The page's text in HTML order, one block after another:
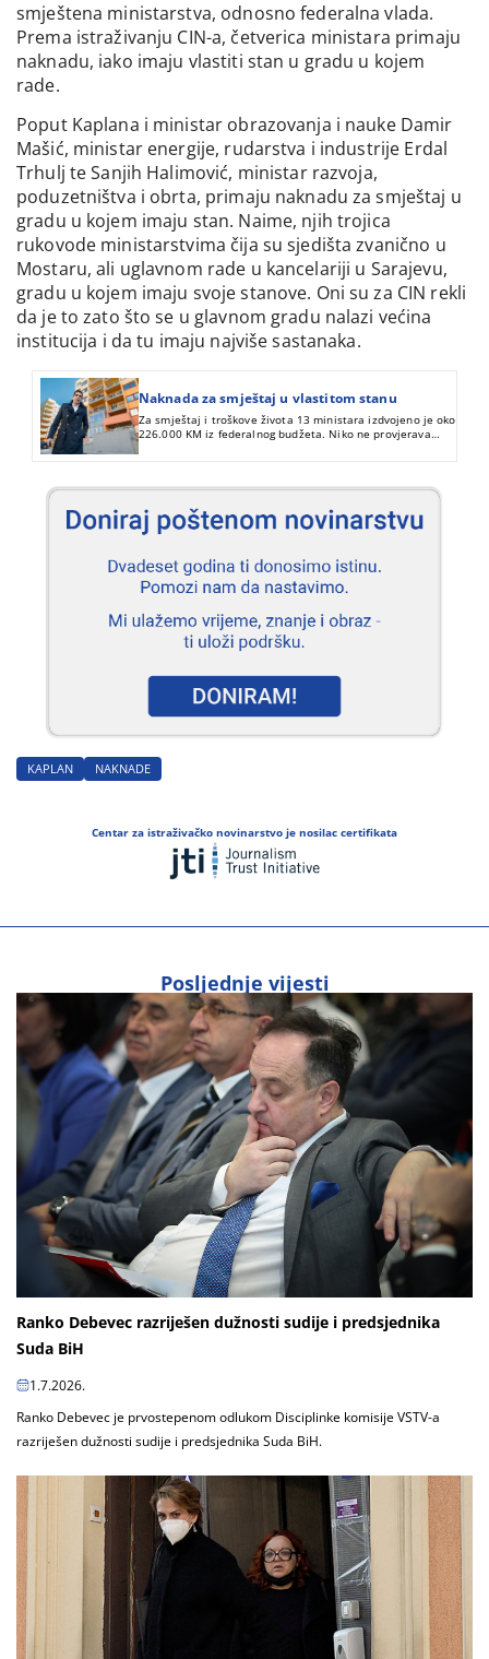
smještena ministarstva, odnosno federalna vlada.
Prema istraživanju CIN-a, četverica ministara primaju
naknadu, iako imaju vlastiti stan u gradu u kojem
rade.
Poput Kaplana i ministar obrazovanja i nauke Damir
Mašić, ministar energije, rudarstva i industrije Erdal
Trhulj te Sanjih Halimović, ministar razvoja,
poduzetništva i obrta, primaju naknadu za smještaj u
gradu u kojem imaju stan. Naime, njih trojica
rukovode ministarstvima čija su sjedišta zvanično u
Mostaru, ali uglavnom rade u kancelariji u Sarajevu,
gradu u kojem imaju svoje stanove. Oni su za CIN rekli
da je to zato što se u glavnom gradu nalazi većina
institucija i da tu imaju najviše sastanaka.
Naknada za smještaj u vlastitom stanu
Za smještaj i troškove života 13 ministara izdvojeno je oko
226.000 KM iz federalnog budžeta. Niko ne provjerava
KAPLAN NAKNADE
Centar za istraživačko novinarstvo je nosilac certifikata
Posljednje vijesti
Ranko Debevec razriješen dužnosti sudije i predsjednika
Suda BiH
1.7.2026.
Ranko Debevec je prvostepenom odlukom Disciplinke komisije VSTV-a
razriješen dužnosti sudije i predsjednika Suda BiH.